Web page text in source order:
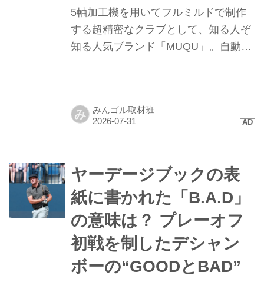
5軸加工機を用いてフルミルドで制作
する超精密なクラブとして、知る人ぞ
知る人気ブランド「MUQU」。自動車
る。ゴルフ５プレステージでは現在ア
ティングキットを導入し、フィッティ
ング対応のパター「SEN」の取り扱い
を開始した。
み みんゴル取材班
ヤーデージブックの表
紙に書かれた「B.A.D」
の意味は？ プレーオフ
初戦を制したデシャン
ボーの“GOODとBAD”